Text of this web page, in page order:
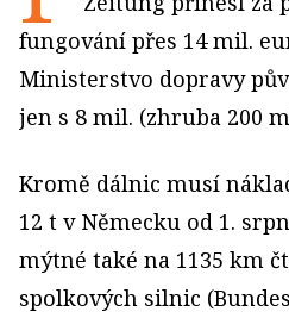
fungování přes 14 mil.
Ministerstvo dopravy
jen s 8 mil. (zhruba 200
Kromě dálnic musí
12 t v Německu od 1.
mýtné také na 1135 km
spolkových silnic